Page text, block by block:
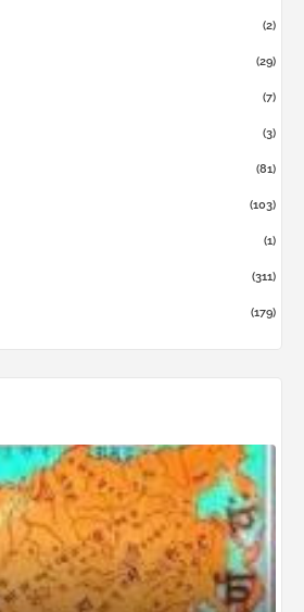
(2)
(29)
(7)
(3)
(81)
(103)
(1)
(311)
(179)